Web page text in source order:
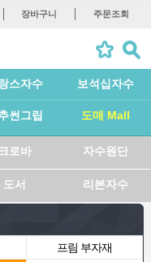
장바구니 주문조회
스자수 보석십자수
썬그립 도매 Mall
크로바 자수원단
도서 리본자수
프림 부자재